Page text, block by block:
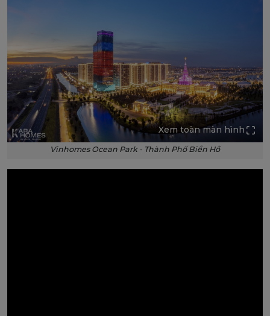
Xem toàn màn hình
Vinhomes Ocean Park - Thành Phố Biển Hồ